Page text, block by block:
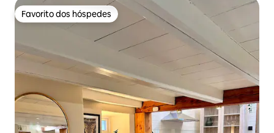
Favorito dos hóspedes
Favorito dos hóspedes